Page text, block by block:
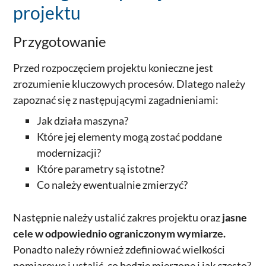
projektu
Przygotowanie
Przed rozpoczęciem projektu konieczne jest
zrozumienie kluczowych procesów. Dlatego należy
zapoznać się z następującymi zagadnieniami:
Jak działa maszyna?
Które jej elementy mogą zostać poddane
modernizacji?
Które parametry są istotne?
Co należy ewentualnie zmierzyć?
Następnie należy ustalić zakres projektu orazjasne
cele w odpowiednio ograniczonym wymiarze.
Ponadto należy również zdefiniować wielkości